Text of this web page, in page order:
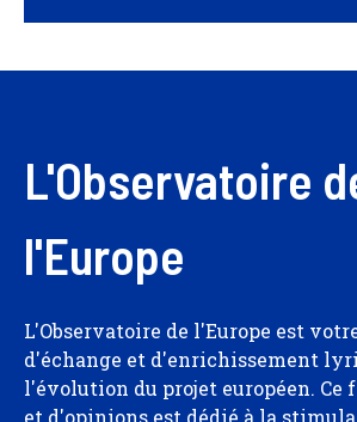
L'Observatoire
l'Europe
L'Observatoire de l'Europe est
d'échange et d'enrichissement
l'évolution du projet européen. Ce
et d'opinions est dédié à la